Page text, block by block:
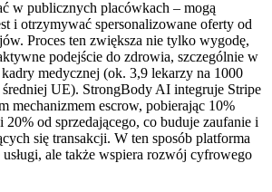
w publicznych placówkach – mogą
i otrzymywać spersonalizowane oferty od
Proces ten zwiększa nie tylko wygodę,
podejście do zdrowia, szczególnie w
medycznej (ok. 3,9 lekarzy na 1000
UE). StrongBody AI integruje Stripe
mechanizmem escrow, pobierając 10%
20% od sprzedającego, co buduje zaufanie i
się transakcji. W ten sposób platforma
ale także wspiera rozwój cyfrowego